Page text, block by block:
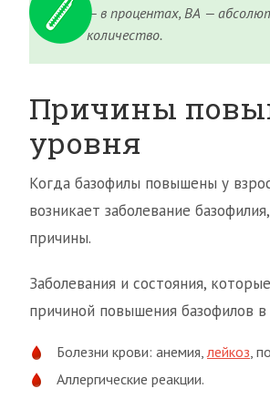
— в процентах, ВА —
количество.
Причины
уровня
Когда базофилы повышены у
возникает заболевание
причины.
Заболевания и состояния,
причиной повышения базофилов
Болезни крови: анемия,лейкоз,
Аллергические реакции.